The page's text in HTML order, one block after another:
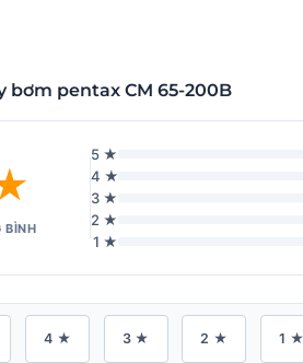
bơm pentax CM 65-200B
BÌNH
5 ★
4 ★
3 ★
2 ★
1 ★
4 ★ 3 ★ 2 ★ 1 ★